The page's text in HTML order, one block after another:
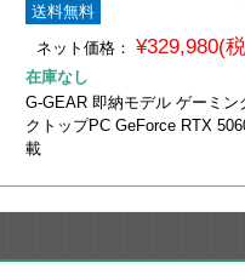
送料無料
ネット価格：
¥329,980(
在庫なし
G-GEAR 即納モデル ゲーミン
クトップPC GeForce RTX
載